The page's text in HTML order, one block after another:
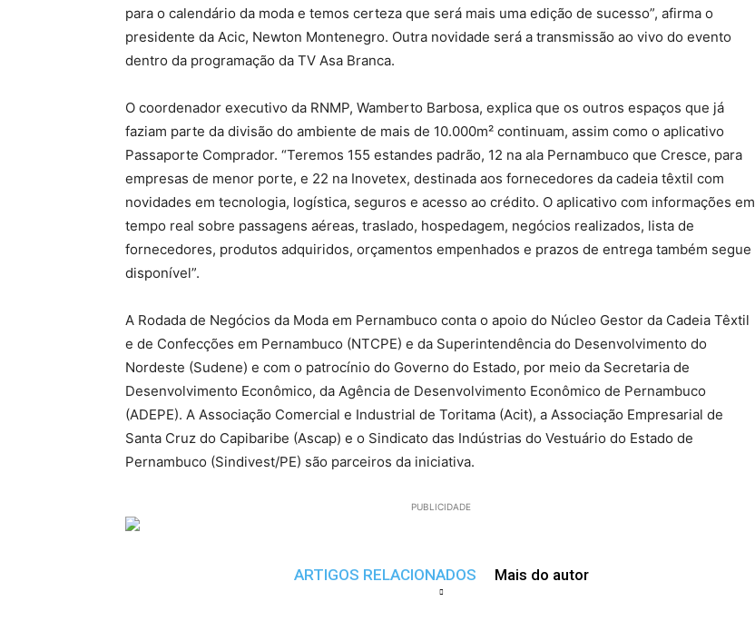
para o calendário da moda e temos certeza que será mais uma edição de sucesso”, afirma o
presidente da Acic, Newton Montenegro. Outra novidade será a transmissão ao vivo do evento
dentro da programação da TV Asa Branca.
O coordenador executivo da RNMP, Wamberto Barbosa, explica que os outros espaços que já
faziam parte da divisão do ambiente de mais de 10.000m² continuam, assim como o aplicativo
Passaporte Comprador. “Teremos 155 estandes padrão, 12 na ala Pernambuco que Cresce, para
empresas de menor porte, e 22 na Inovetex, destinada aos fornecedores da cadeia têxtil com
novidades em tecnologia, logística, seguros e acesso ao crédito. O aplicativo com informações em
tempo real sobre passagens aéreas, traslado, hospedagem, negócios realizados, lista de
fornecedores, produtos adquiridos, orçamentos empenhados e prazos de entrega também segue
disponível”.
A Rodada de Negócios da Moda em Pernambuco conta o apoio do Núcleo Gestor da Cadeia Têxtil
e de Confecções em Pernambuco (NTCPE) e da Superintendência do Desenvolvimento do
Nordeste (Sudene) e com o patrocínio do Governo do Estado, por meio da Secretaria de
Desenvolvimento Econômico, da Agência de Desenvolvimento Econômico de Pernambuco
(ADEPE). A Associação Comercial e Industrial de Toritama (Acit), a Associação Empresarial de
Santa Cruz do Capibaribe (Ascap) e o Sindicato das Indústrias do Vestuário do Estado de
Pernambuco (Sindivest/PE) são parceiros da iniciativa.
PUBLICIDADE
ARTIGOS RELACIONADOS Mais do autor